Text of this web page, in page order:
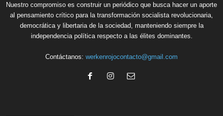
Nuestro compromiso es construir un periódico que busca hacer un aporte
al pensamiento crítico para la transformación socialista revolucionaria,
democrática y libertaria de la sociedad, manteniendo siempre la
independencia política respecto a las élites dominantes.
Contáctanos: werkenrojocontacto@gmail.com